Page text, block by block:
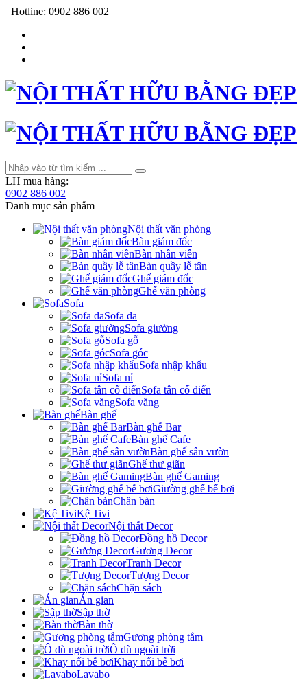
Hotline: 0902 886 002
LH mua hàng:
0902 886 002
Danh mục sản phẩm
Nội thất văn phòng
Bàn giám đốc
Bàn nhân viên
Bàn quầy lễ tân
Ghế giám đốc
Ghế văn phòng
Sofa
Sofa da
Sofa giường
Sofa gỗ
Sofa góc
Sofa nhập khẩu
Sofa nỉ
Sofa tân cổ điển
Sofa văng
Bàn ghế
Bàn ghế Bar
Bàn ghế Cafe
Bàn ghế sân vườn
Ghế thư giãn
Bàn ghế Gaming
Giường ghế bể bơi
Chân bàn
Kệ Tivi
Nội thất Decor
Đồng hồ Decor
Gương Decor
Tranh Decor
Tượng Decor
Chặn sách
Án gian
Sập thờ
Bàn thờ
Gương phòng tắm
Ô dù ngoài trời
Khay nổi bể bơi
Lavabo